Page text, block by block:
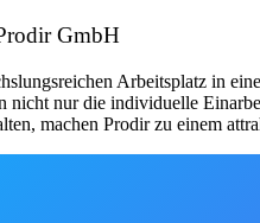
GmbH
Arbeitsplatz in
nur die individuelle
machen Prodir zu einem